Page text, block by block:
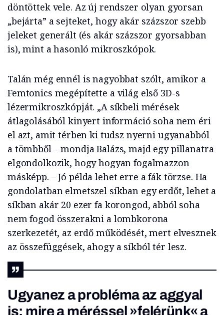
döntöttek vele. Az új rendszer olyan gyorsan
„bejárta” a sejteket, hogy akár százszor szebb
jeleket generált (és akár százszor gyorsabban
is), mint a hasonló mikroszkópok.
Talán még ennél is nagyobbat szólt, amikor a
Femtonics megépítette a világ első 3D-s
lézermikroszkópját. „A síkbeli mérések
átlagolásából kinyert információ soha nem éri
el azt, amit térben ki tudsz nyerni ugyanabból
a tömbből – mondja Balázs, majd egy pillanatra
elgondolkozik, hogy hogyan fogalmazzon
másképp. – Jó példa lehet erre a fák törzse. Ha
gondolatban elmetszel síkban egy erdőt, lehet a
síkban akár 20 ezer fa korongod, abból soha
nem fogod összerakni a lombkorona
szerkezetét, az erdő működését, mert elvesznek
az összefüggések, ahogy a síkból tér lesz.
Ugyanez a probléma az aggyal
is: mire a méréssel »felérünk« a